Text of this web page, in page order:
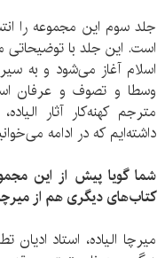
جلد سوم این مجموعه را
است. این جلد با توضیحاتی
اسلام آغاز می‌شود و به
وسطا و تصوف و عرفان
مترجم کهنه‌کار آثار
داشته‌ایم که در ادامه
شما گویا پیش از این
کتاب‌های دیگری هم از میرچا
میرچا الیاده، استاد